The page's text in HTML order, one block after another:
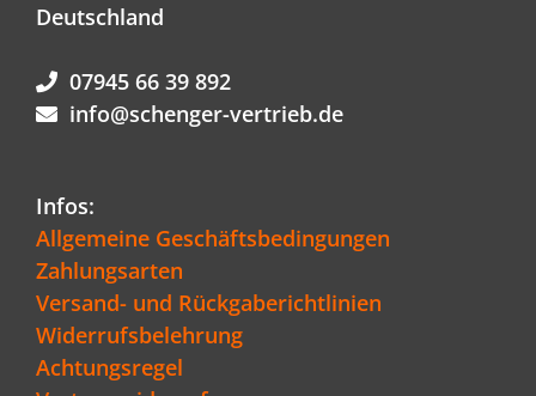
Deutschland
07945 66 39 892
info@schenger-vertrieb.de
Infos:
Allgemeine Geschäftsbedingungen
Zahlungsarten
Versand- und Rückgaberichtlinien
Widerrufsbelehrung
Achtungsregel